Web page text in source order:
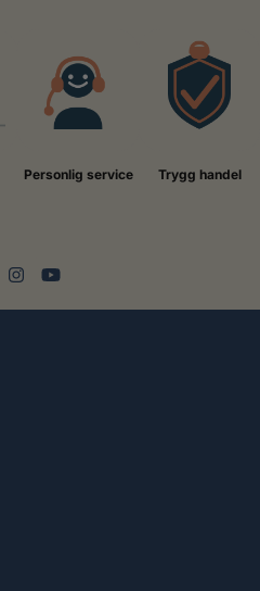
Personlig service Trygg handel